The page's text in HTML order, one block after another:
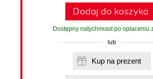
Dodaj do koszyka
Dostępny natychmiast po opłaceniu
lub
Kup na prezent